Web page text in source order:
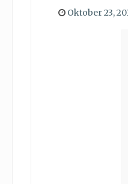
Oktober 23,